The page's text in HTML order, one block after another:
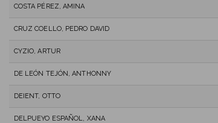
COSTA PÉREZ, AMINA
CRUZ COELLO, PEDRO DAVID
CYZIO, ARTUR
DE LEÓN TEJÓN, ANTHONNY
DEIENT, OTTO
DELPUEYO ESPAÑOL, XANA